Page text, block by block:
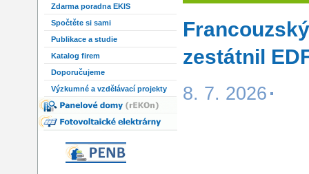
Zdarma poradna EKIS
Spočtěte si sami
Publikace a studie
Katalog firem
Doporučujeme
Výzkumné a vzdělávací projekty
zestátnil
8. 7. 2026